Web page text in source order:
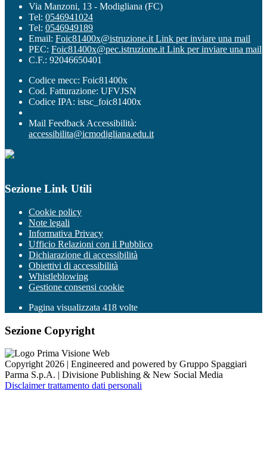
Via Manzoni, 13 - Modigliana (FC)
Tel: 0546941024
Tel: 0546949189
Email: Foic81400x@istruzione.it Link per inviare una mail
PEC: Foic81400x@pec.istruzione.it Link per inviare una mail
C.F.: 92046650401
Codice mecc: Foic81400x
Cod. Fatturazione: UFVJSN
Codice IPA: istsc_foic81400x
Mail Feedback Accessibilità:
accessibilita@icmodigliana.edu.it
Sezione Link Utili
Cookie policy
Note legali
Informativa Privacy
Ufficio Relazioni con il Pubblico
Dichiarazione di accessibilità
Obiettivi di accessibilità
Whistleblowing
Gestione consensi cookie
Pagina visualizzata 418 volte
Sezione Copyright
Copyright 2026 | Engineered and powered by Gruppo Spaggiari
Parma S.p.A. | Divisione Publishing & New Social Media
Disclaimer trattamento dati personali